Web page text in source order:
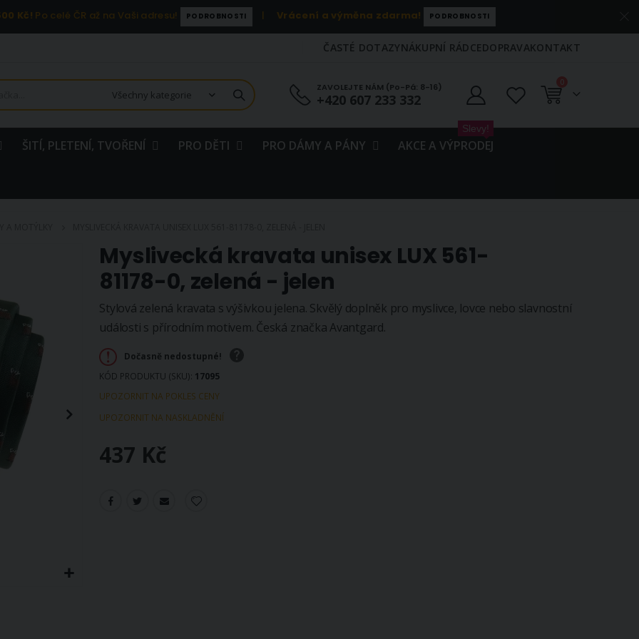
Kč! Po celé ČR až na Vaši adresu! PODROBNOSTI | Vrácení a výměna zdarma! PODROBNOSTI
ČASTÉ DOTAZYNÁKUPNÍ RÁDCEDOPRAVAKONTAKT
ZAVOLEJTE NÁM (Po-Pá: 8-16)
+420 607 233 332 Košík
0položky
ŠITÍ, PLETENÍ, TVOŘENÍ PRO DĚTI PRO DÁMY A PÁNY AKCE A VÝPRODEJ
Slevy!
Myslivecká kravata unisex LUX 561-
81178-0, zelená - jelen
Stylová zelená kravata s výšivkou jelena. Skvělý doplněk pro myslivce, lovce nebo slavnostní
události s přírodním motivem. Česká značka Avantgard.
Dočasně nedostupné!
KÓD PRODUKTU (SKU) 17095
UPOZORNIT NA POKLES CENY
UPOZORNIT NA NASKLADNĚNÍ
437 Kč